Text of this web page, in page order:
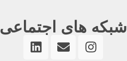
شبکه های اجتماعی